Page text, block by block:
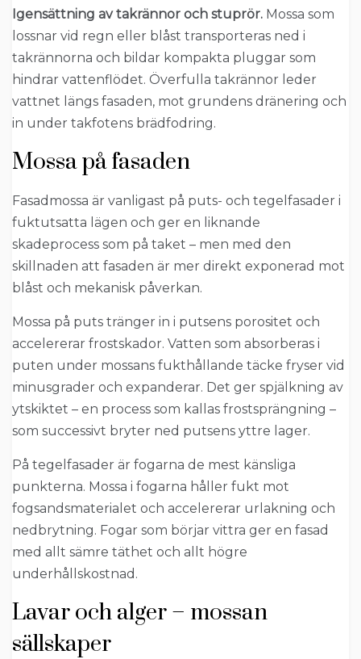
Igensättning av takrännor och stuprör. Mossa som
lossnar vid regn eller blåst transporteras ned i
takrännorna och bildar kompakta pluggar som
hindrar vattenflödet. Överfulla takrännor leder
vattnet längs fasaden, mot grundens dränering och
in under takfotens brädfodring.
Mossa på fasaden
Fasadmossa är vanligast på puts- och tegelfasader i
fuktutsatta lägen och ger en liknande
skadeprocess som på taket – men med den
skillnaden att fasaden är mer direkt exponerad mot
blåst och mekanisk påverkan.
Mossa på puts tränger in i putsens porositet och
accelererar frostskador. Vatten som absorberas i
puten under mossans fukthållande täcke fryser vid
minusgrader och expanderar. Det ger spjälkning av
ytskiktet – en process som kallas frostsprängning –
som successivt bryter ned putsens yttre lager.
På tegelfasader är fogarna de mest känsliga
punkterna. Mossa i fogarna håller fukt mot
fogsandsmaterialet och accelererar urlakning och
nedbrytning. Fogar som börjar vittra ger en fasad
med allt sämre täthet och allt högre
underhållskostnad.
Lavar och alger – mossan
sällskaper